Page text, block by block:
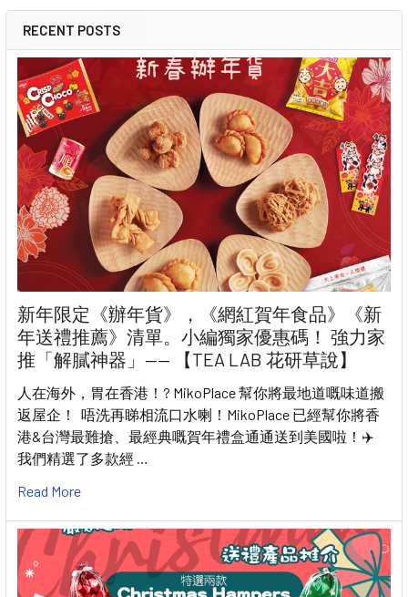
RECENT POSTS
新年限定《辦年貨》，《網紅賀年食品》《新
年送禮推薦》清單。小編獨家優惠碼！ 強力家
推「解膩神器」—— 【TEA LAB 花研草說】
人在海外，胃在香港！? MikoPlace 幫你將最地道嘅味道搬
返屋企！ 唔洗再睇相流口水喇！MikoPlace 已經幫你將香
港&台灣最難搶、最經典嘅賀年禮盒通通送到美國啦！✈️
我們精選了多款經 …
Read More